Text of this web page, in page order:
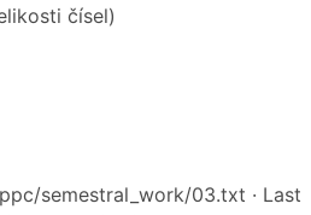
čísel)
semestral_work/03.txt · Last